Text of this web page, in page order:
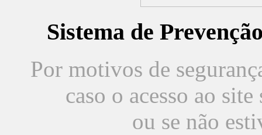
Sistema de
Por motivos de
caso o acesso ao
ou se não